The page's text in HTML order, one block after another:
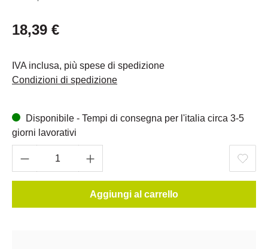
18,39 €
IVA inclusa, più spese di spedizione
Condizioni di spedizione
Disponibile - Tempi di consegna per l'italia circa 3-5
giorni lavorativi
Aggiungi al carrello